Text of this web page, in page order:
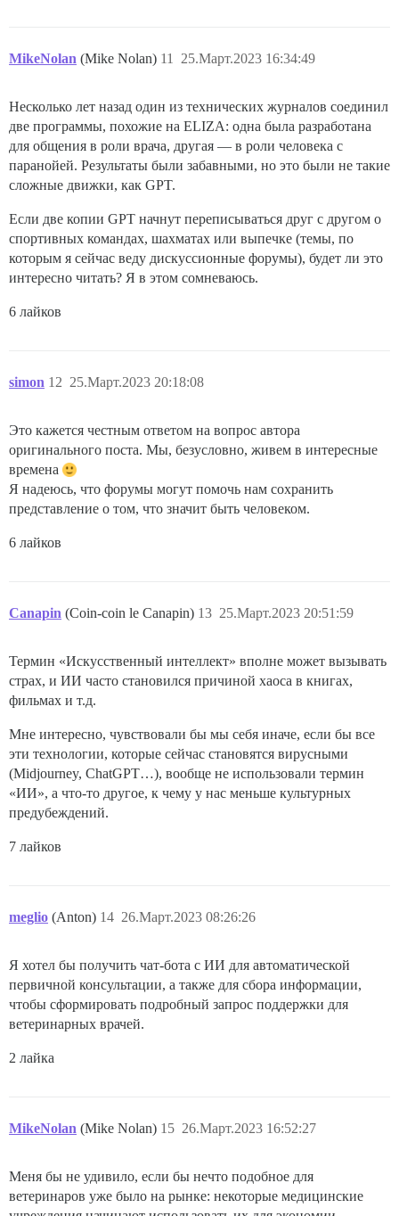
MikeNolan (Mike Nolan) 25.Март.2023 16:34:49
11
Несколько лет назад один из технических журналов соединил
две программы, похожие на ELIZA: одна была разработана
для общения в роли врача, другая — в роли человека с
паранойей. Результаты были забавными, но это были не такие
сложные движки, как GPT.
Если две копии GPT начнут переписываться друг с другом о
спортивных командах, шахматах или выпечке (темы, по
которым я сейчас веду дискуссионные форумы), будет ли это
интересно читать? Я в этом сомневаюсь.
6 лайков
simon 25.Март.2023 20:18:08
12
Это кажется честным ответом на вопрос автора
оригинального поста. Мы, безусловно, живем в интересные
времена
Я надеюсь, что форумы могут помочь нам сохранить
представление о том, что значит быть человеком.
6 лайков
Canapin (Coin-coin le Canapin) 25.Март.2023 20:51:59
13
Термин «Искусственный интеллект» вполне может вызывать
страх, и ИИ часто становился причиной хаоса в книгах,
фильмах и т.д.
Мне интересно, чувствовали бы мы себя иначе, если бы все
эти технологии, которые сейчас становятся вирусными
(Midjourney, ChatGPT…), вообще не использовали термин
«ИИ», а что-то другое, к чему у нас меньше культурных
предубеждений.
7 лайков
meglio (Anton) 26.Март.2023 08:26:26
14
Я хотел бы получить чат-бота с ИИ для автоматической
первичной консультации, а также для сбора информации,
чтобы сформировать подробный запрос поддержки для
ветеринарных врачей.
2 лайка
MikeNolan (Mike Nolan) 26.Март.2023 16:52:27
15
Меня бы не удивило, если бы нечто подобное для
ветеринаров уже было на рынке: некоторые медицинские